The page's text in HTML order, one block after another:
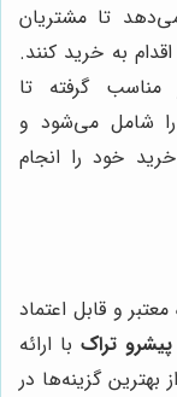
تا مشتریان
به خرید کنند.
مناسب گرفته تا
را شامل می‌شود و
خود را انجام
و قابل اعتماد
پیشرو تراک با ارائه
بهترین گزینه‌ها در